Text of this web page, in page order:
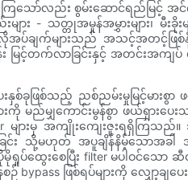
ကြသော်လည်း စွမ်းဆောင်ရည်မြင့်
သတ္တုအမှုန်အမွှားများ၊ မီးခိုး
အပ်ချက်များသည် အသင့်အတင့်ဖြ
း မြင့်တက်လာခြင်းနှင့် အတင်းအ
စ်ခုဖြစ်သည့် ညစ်ညမ်းမှုမြင့်မားစွ
ည်မျှကောင်းမွန်စွာ ဖယ်ရှားပေး
များမှ အကျိုးကျေးဇူးရရှိက
း သို့မဟုတ် အပူချိန်နိမ့်သောအခါ
ရှုပ်ထွေးစေပြီး filter မပါဝင်သ
ဖြစ်ရပ်များကို လျှော့ချပ